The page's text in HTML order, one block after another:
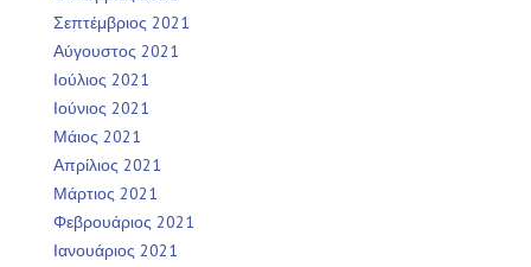
Σεπτέμβριος 2021
Αύγουστος 2021
Ιούλιος 2021
Ιούνιος 2021
Μάιος 2021
Απρίλιος 2021
Μάρτιος 2021
Φεβρουάριος 2021
Ιανουάριος 2021